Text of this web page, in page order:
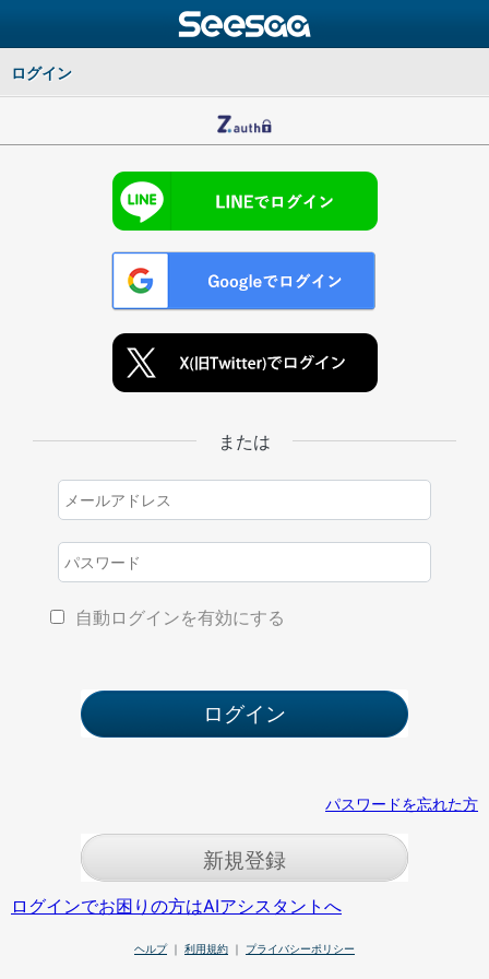
ログイン
または
自動ログインを有効にする
パスワードを忘れた方
新規登録
ログインでお困りの方はAIアシスタントへ
ヘルプ｜ 利用規約 ｜ プライバシーポリシー